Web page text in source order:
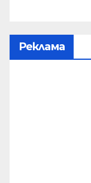
Реклама